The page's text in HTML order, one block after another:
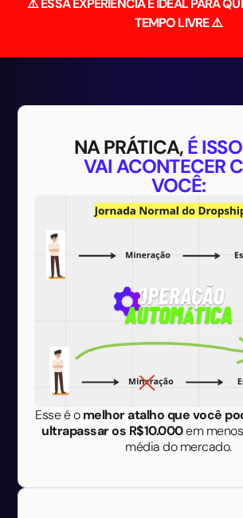
TEMPO LIVRE ⚠️
NA PRÁTICA,É
VAI ACONTECER
VOCÊ:
Esse é omelhor atalho que você
ultrapassar os R$10.000em
média do mercado.